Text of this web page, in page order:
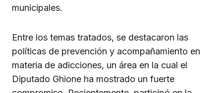
municipales.
Entre los temas tratados, se destacaron las
políticas de prevención y acompañamiento en
materia de adicciones, un área en la cual el
Diputado Ghione ha mostrado un fuerte